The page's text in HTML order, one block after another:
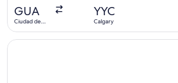
GUA
Ciudad de
YYC
Calgary
Seleccionar vuelo de United, con